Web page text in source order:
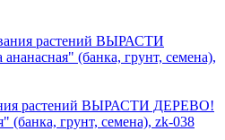
растений ВЫРАСТИ ДЕРЕВО!
(банка, грунт, семена), zk-038